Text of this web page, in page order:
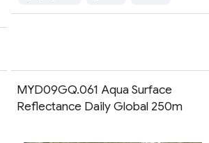
MYD09GQ.061 Aqua Surface
Reflectance Daily Global 250m